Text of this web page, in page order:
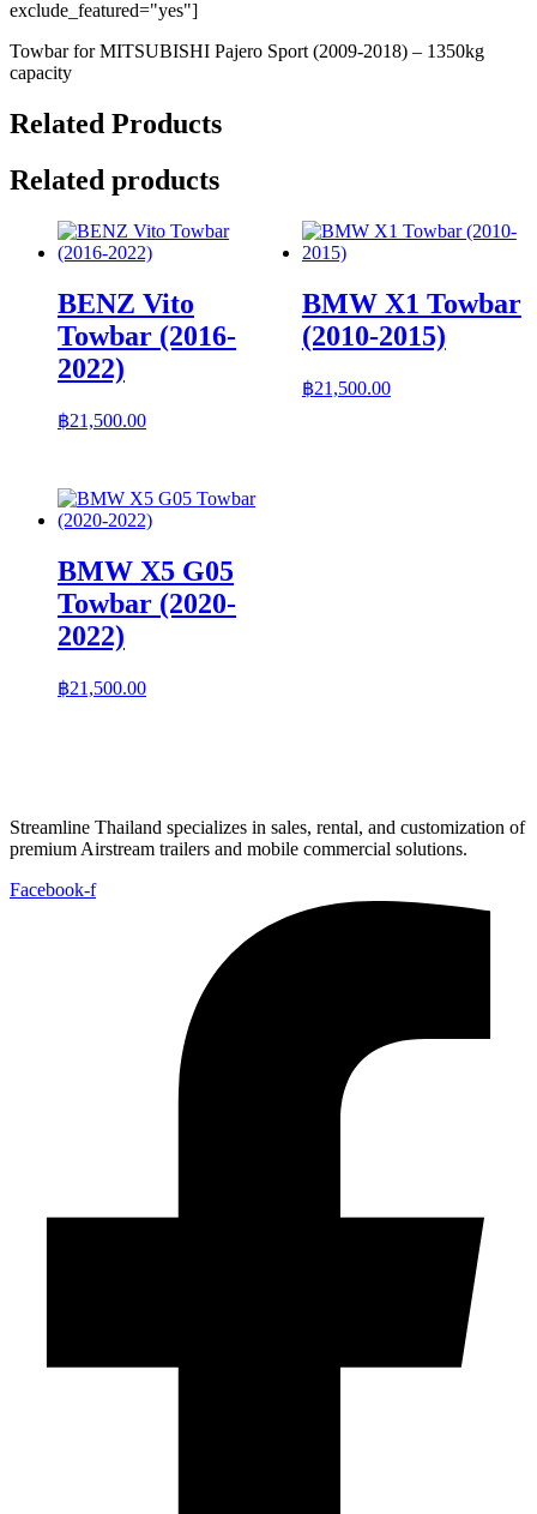
exclude_featured="yes"]
Towbar for MITSUBISHI Pajero Sport (2009-2018) – 1350kg
capacity
Related Products
Related products
BENZ Vito
Towbar (2016-
2022)
฿21,500.00
BMW X1 Towbar
(2010-2015)
฿21,500.00
BMW X5 G05
Towbar (2020-
2022)
฿21,500.00
Streamline Thailand specializes in sales, rental, and customization of
premium Airstream trailers and mobile commercial solutions.
Facebook-f